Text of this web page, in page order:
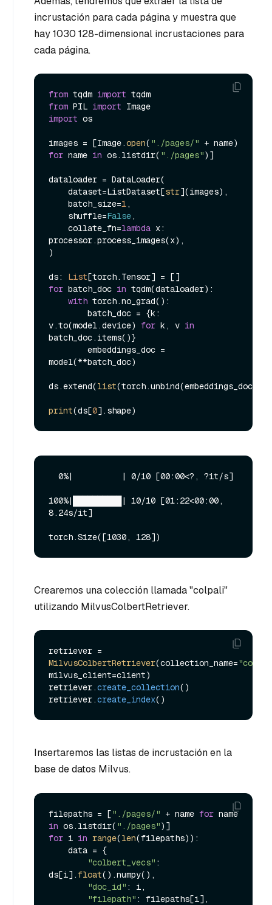
incrustación para cada página y muestra que
hay 1030 128-dimensional incrustaciones para
cada página.
from tqdm import
from PIL import
import os
images = [Image.open( "./pages/"
for name in os.listdir( "./pages")]
dataloader = DataLoader(
    dataset=ListDataset[
str](images),
    batch_size=
1,
    shuffle=
False,
    collate_fn=
lambda x:
processor.process_images(x),
)
ds: List
for batch_doc in tqdm(dataloader):
with torch.no_grad():
v.to(model.device) for k, v in
batch_doc.items()}
model(**batch_doc)
ds.extend(list(torch.unbind(embeddings_doc.to(
print(ds[0
100%|██████████| 10/10 [01:22<00:00,
8.24s/it]
Crearemos una colección llamada "colpali"
utilizando MilvusColbertRetriever.
MilvusColbertRetriever(collection_name=
milvus_client=client)
retriever.create_collection()
retriever.create_index
Insertaremos las listas de incrustación en la
base de datos Milvus.
filepaths = ["./pages/" + name for
name
in os.listdir( "./pages"
for i in range(len(filepaths)):
"colbert_vecs" :
ds[i].float().numpy(),
"doc_id" : i,
"filepath" : filepaths[i],